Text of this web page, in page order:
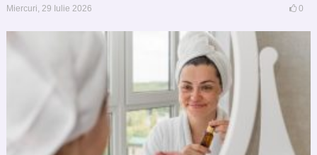
Miercuri, 29 Iulie 2026 0